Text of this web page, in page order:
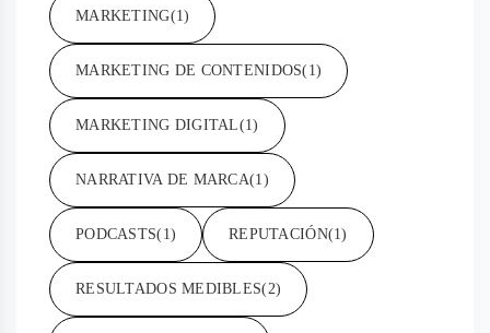
MARKETING(1)
MARKETING DE CONTENIDOS(1)
MARKETING DIGITAL(1)
NARRATIVA DE MARCA(1)
PODCASTS(1) REPUTACIÓN(1)
RESULTADOS MEDIBLES(2)